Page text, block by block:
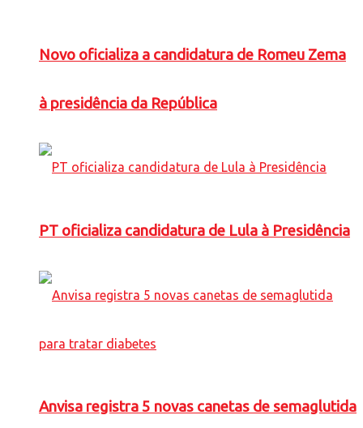
Novo oficializa a candidatura de Romeu Zema
à presidência da República
PT oficializa candidatura de Lula à Presidência
Anvisa registra 5 novas canetas de semaglutida